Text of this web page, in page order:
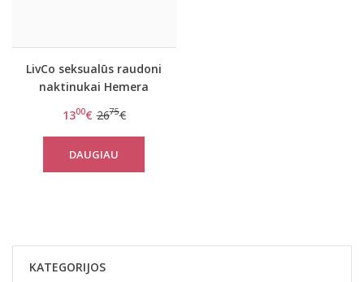
LivCo seksualūs raudoni
naktinukai Hemera
1300€ 2675€
DAUGIAU
KATEGORIJOS